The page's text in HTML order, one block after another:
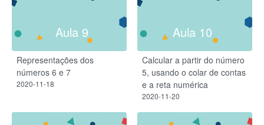
Aula 9
Representações dos
números 6 e 7
2020-11-18
Aula 10
Calcular a partir do número
5, usando o colar de contas
e a reta numérica
2020-11-20